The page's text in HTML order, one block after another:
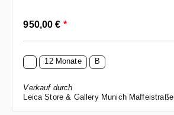
Regulärer Preis:
950,00 € *
12 Monate B
Verkauf durch
Leica Store & Gallery Munich Maffeistraße